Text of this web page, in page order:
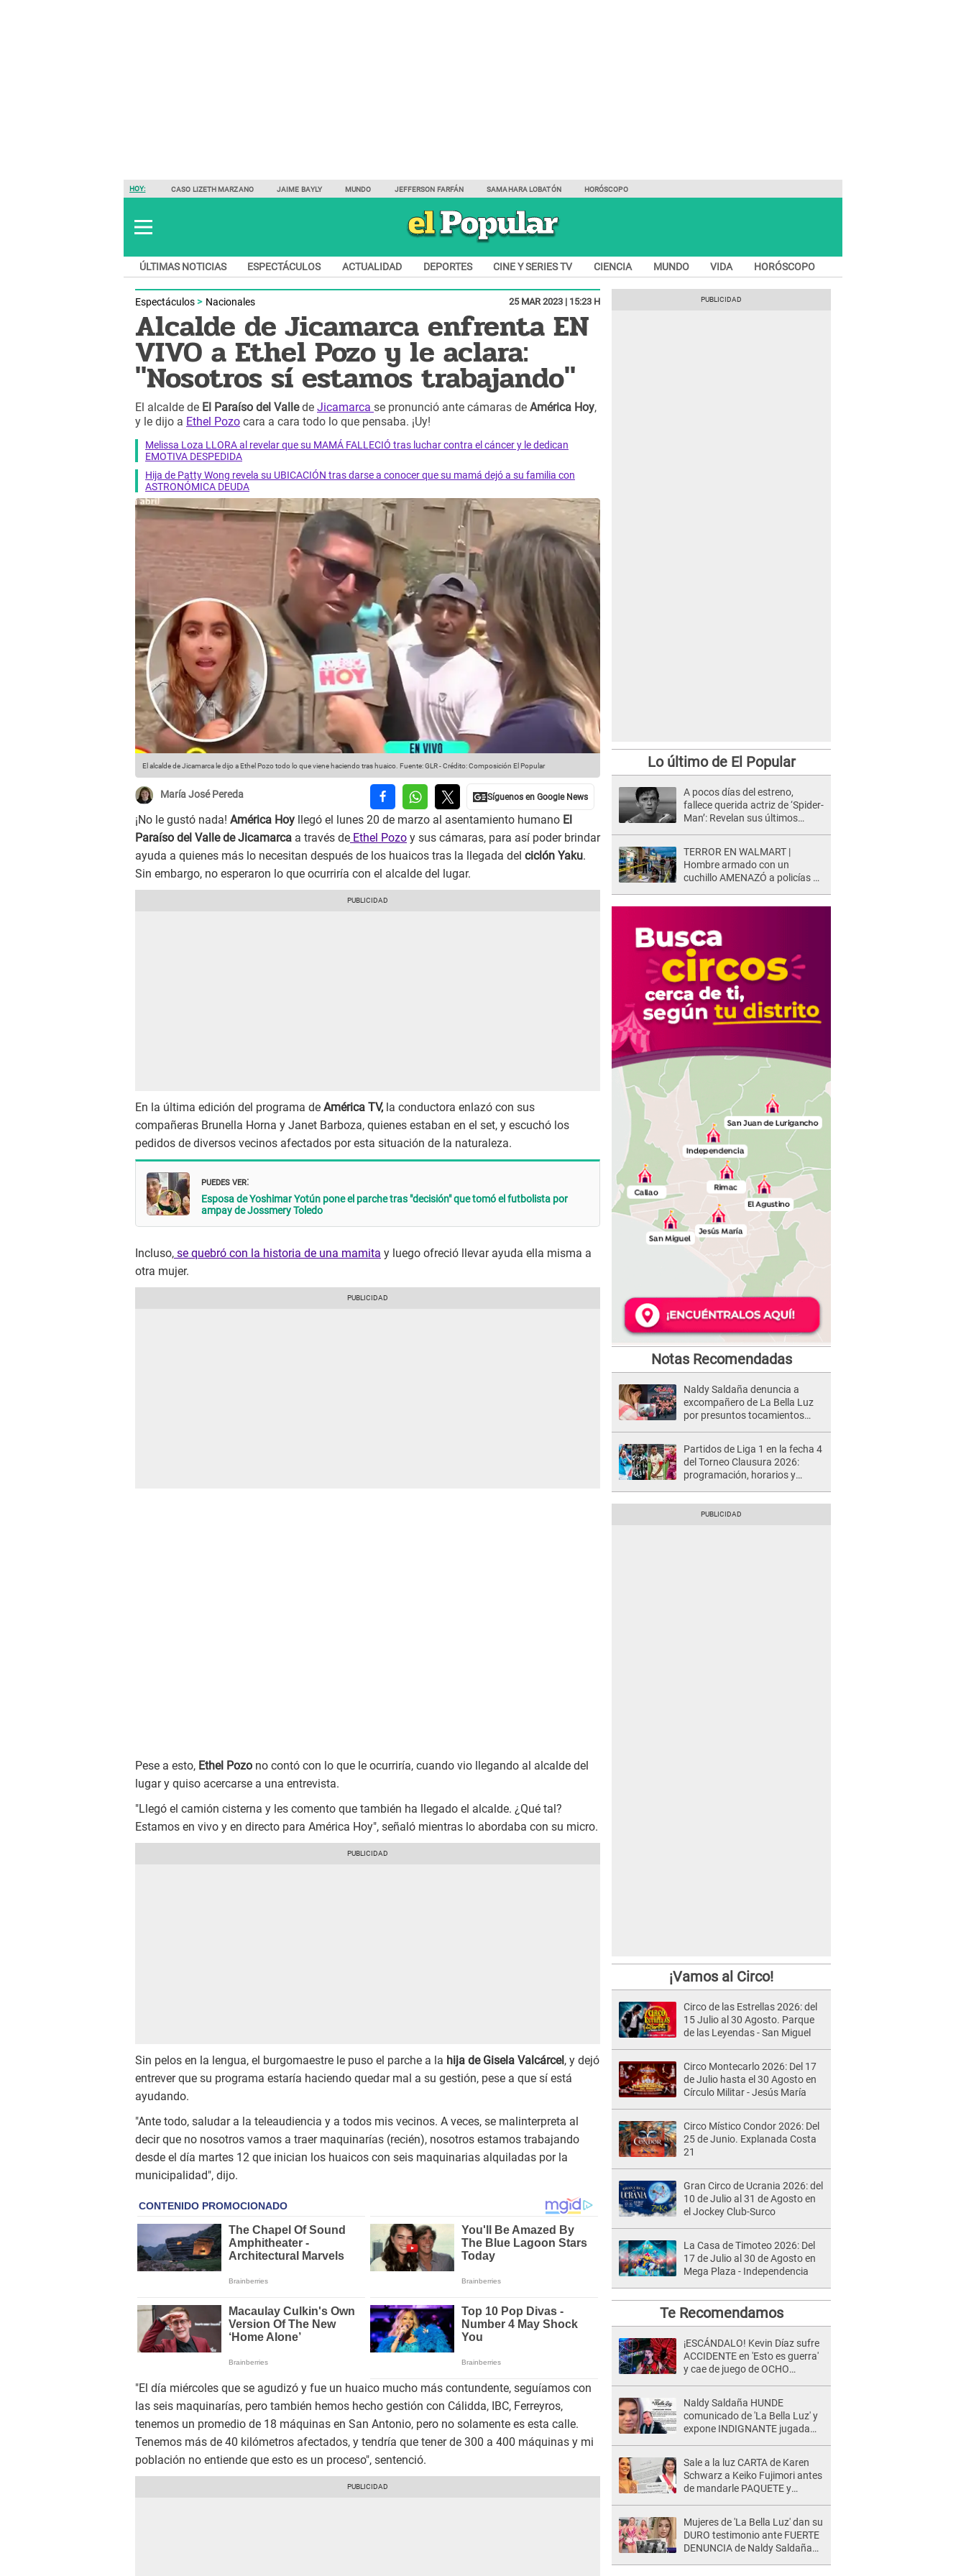
HOY: CASO LIZETH MARZANO JAIME BAYLY MUNDO JEFFERSON FARFÁN SAMAHARA LOBATÓN HORÓSCOPO
ÚLTIMAS NOTICIAS ESPECTÁCULOS ACTUALIDAD DEPORTES CINE Y SERIES TV CIENCIA MUNDO VIDA HORÓSCOPO
Espectáculos Nacionales 25 MAR 2023 | 15:23 H
Alcalde de Jicamarca enfrenta EN
VIVO a Ethel Pozo y le aclara:
"Nosotros sí estamos trabajando"
El alcalde de El Paraíso del Vallede Jicamarca se pronunció ante cámaras de América Hoy,
y le dijo a Ethel Pozo cara a cara todo lo que pensaba. ¡Uy!
Melissa Loza LLORA al revelar que su MAMÁ FALLECIÓ tras luchar contra el cáncer y le dedican
EMOTIVA DESPEDIDA
Hija de Patty Wong revela su UBICACIÓN tras darse a conocer que su mamá dejó a su familia con
ASTRONÓMICA DEUDA
El alcalde de Jicamarca le dijo a Ethel Pozo todo lo que viene haciendo tras huaico. Fuente: GLR-Crédito: Composición El Popular
María José Pereda
¡No le gustó nada! América Hoy llegó el lunes 20 de marzo al asentamiento humano El
Paraíso del Valle de Jicamarca a través de Ethel Pozo y sus cámaras, para así poder brindar
ayuda a quienes más lo necesitan después de los huaicos tras la llegada del ciclón Yaku.
Sin embargo, no esperaron lo que ocurriría con el alcalde del lugar.
En la última edición del programa de América TV, la conductora enlazó con sus
compañeras Brunella Horna y Janet Barboza, quienes estaban en el set, y escuchó los
pedidos de diversos vecinos afectados por esta situación de la naturaleza.
PUEDES VER:
Esposa de Yoshimar Yotún pone el parche tras "decisión" que tomó el futbolista por
ampay de Jossmery Toledo
Incluso, se quebró con la historia de una mamita y luego ofreció llevar ayuda ella misma a
otra mujer.
Pese a esto, Ethel Pozo no contó con lo que le ocurriría, cuando vio llegando al alcalde del
lugar y quiso acercarse a una entrevista.
"Llegó el camión cisterna y les comento que también ha llegado el alcalde. ¿Qué tal?
Estamos en vivo y en directo para América Hoy", señaló mientras lo abordaba con su micro.
Sin pelos en la lengua, el burgomaestre le puso el parche a la hija de Gisela Valcárcel, y dejó
entrever que su programa estaría haciendo quedar mal a su gestión, pese a que sí está
ayudando.
"Ante todo, saludar a la teleaudiencia y a todos mis vecinos. A veces, se malinterpreta al
decir que no nosotros vamos a traer maquinarías (recién), nosotros estamos trabajando
desde el día martes 12 que inician los huaicos con seis maquinarias alquiladas por la
municipalidad", dijo.
"El día miércoles que se agudizó y fue un huaico mucho más contundente, seguíamos con
las seis maquinarías, pero también hemos hecho gestión con Cálidda, IBC, Ferreyros,
tenemos un promedio de 18 máquinas en San Antonio, pero no solamente es esta calle.
Tenemos más de 40 kilómetros afectados, y tendría que tener de 300 a 400 máquinas y mi
población no entiende que esto es un proceso", sentenció.
Lo último de El Popular
A pocos días del estreno,
fallece querida actriz de ‘Spider-
Man’: Revelan sus últimos
TERROR EN WALMART |
Hombre armado con un
cuchillo AMENAZÓ a policías y
Notas Recomendadas
Naldy Saldaña denuncia a
excompañero de La Bella Luz
por presuntos tocamientos
Partidos de Liga 1 en la fecha 4
del Torneo Clausura 2026:
programación, horarios y
¡Vamos al Circo!
Circo de las Estrellas 2026: del
15 Julio al 30 Agosto. Parque
de las Leyendas - San Miguel
Circo Montecarlo 2026: Del 17
de Julio hasta el 30 Agosto en
Círculo Militar - Jesús María
Circo Místico Condor 2026: Del
25 de Junio. Explanada Costa
21
Gran Circo de Ucrania 2026: del
10 de Julio al 31 de Agosto en
el Jockey Club-Surco
La Casa de Timoteo 2026: Del
17 de Julio al 30 de Agosto en
Mega Plaza - Independencia
Te Recomendamos
¡ESCÁNDALO! Kevin Díaz sufre
ACCIDENTE en 'Esto es guerra'
y cae de juego de OCHO
Naldy Saldaña HUNDE
comunicado de 'La Bella Luz' y
expone INDIGNANTE jugada
Sale a la luz CARTA de Karen
Schwarz a Keiko Fujimori antes
de mandarle PAQUETE y
Mujeres de 'La Bella Luz' dan su
DURO testimonio ante FUERTE
DENUNCIA de Naldy Saldaña